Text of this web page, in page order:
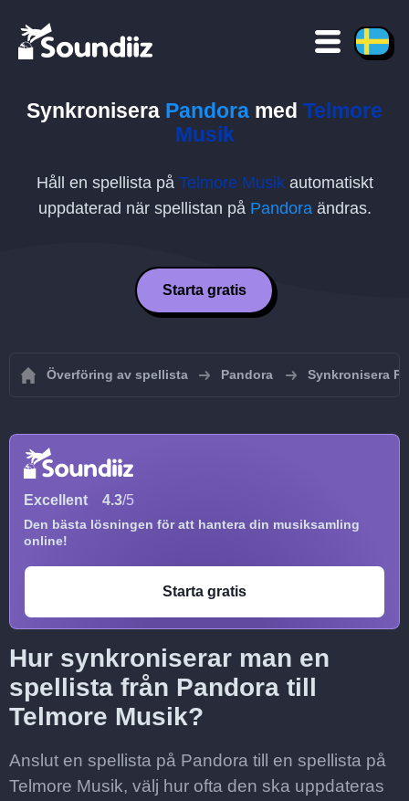
Synkronisera Pandora med Telmore
Musik
Håll en spellista på Telmore Musikautomatiskt
uppdaterad när spellistan på Pandoraändras.
Starta gratis
Överföring av spellista Pandora Synkronisera
Excellent 4.3/5
Den bästa lösningen för att hantera din musiksamling
online!
Starta gratis
Hur synkroniserar man en
spellista från Pandora till
Telmore Musik?
Anslut en spellista på Pandora till en spellista på
Telmore Musik, välj hur ofta den ska uppdateras